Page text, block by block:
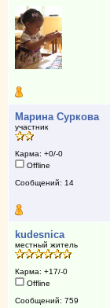
Марина Суркова
участник
Карма: +0/-0
Offline
Сообщений: 14
kudesnica
местный житель
Карма: +17/-0
Offline
Сообщений: 759